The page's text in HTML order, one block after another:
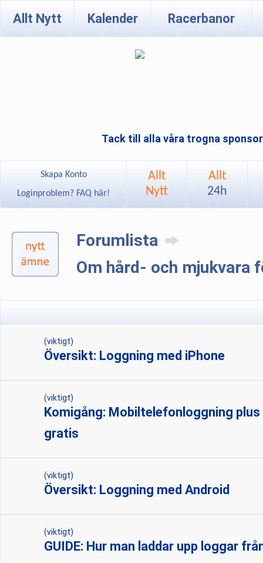
Allt Nytt Kalender Racerbanor
Tack till alla våra trogna
Skapa Konto
Loginproblem? FAQ här!
Allt
Nytt
Allt
24h
Forumlista
Om hård- och mjukvara
(viktigt)
Översikt: Loggning med iPhone
(viktigt)
Komigång: Mobiltelefonloggning
gratis
(viktigt)
Översikt: Loggning med Android
(viktigt)
GUIDE: Hur man laddar upp loggar